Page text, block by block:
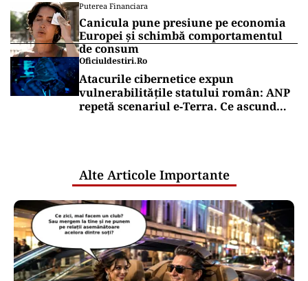
Puterea Financiara
Canicula pune presiune pe economia
Europei și schimbă comportamentul
de consum
Oficiuldestiri.ro
Atacurile cibernetice expun
vulnerabilitățile statului român: ANP
repetă scenariul e‑Terra. Ce ascund
Alte Articole Importante